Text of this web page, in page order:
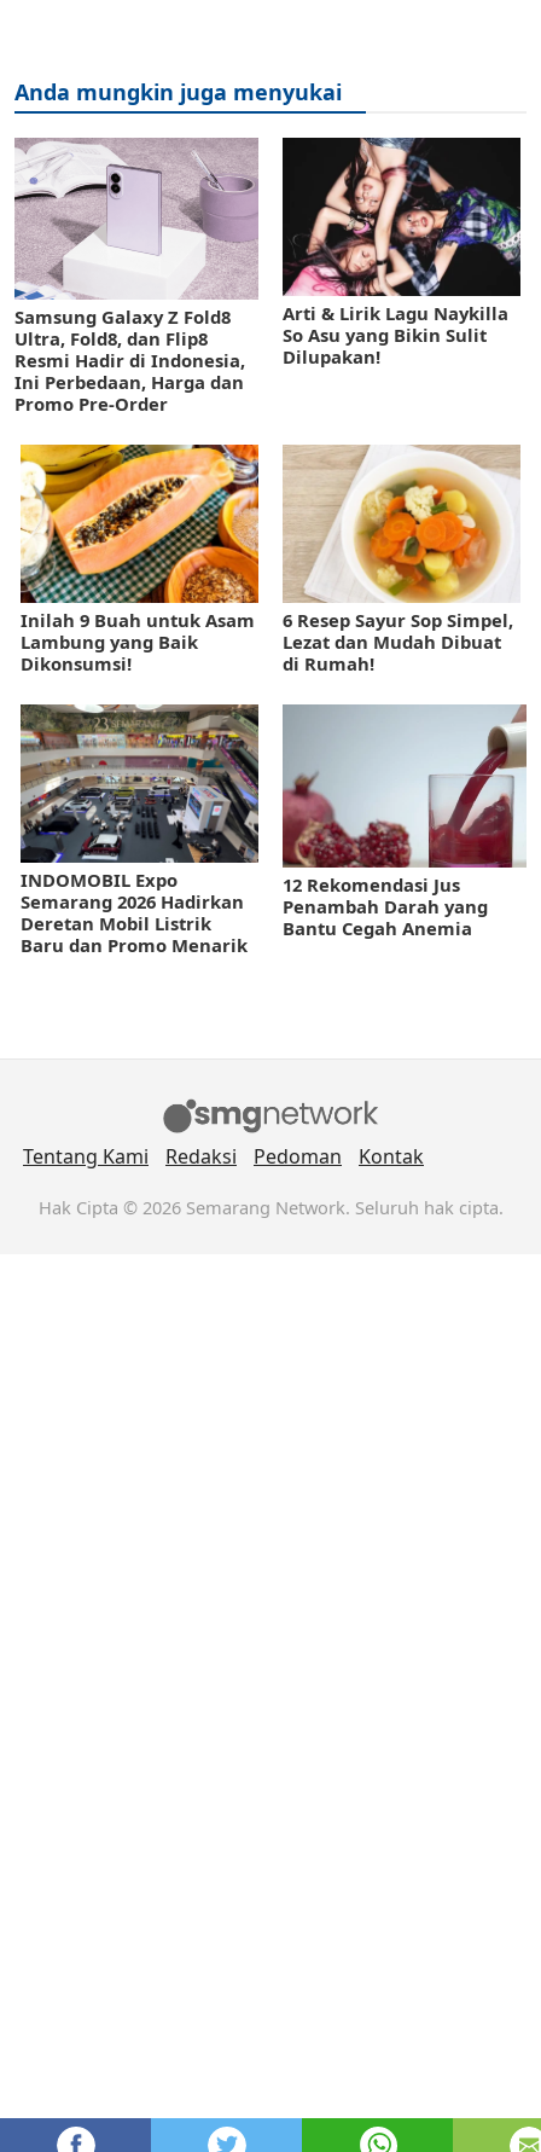
Anda mungkin juga menyukai
Samsung Galaxy Z Fold8
Ultra, Fold8, dan Flip8
Resmi Hadir di Indonesia,
Ini Perbedaan, Harga dan
Promo Pre-Order
Arti & Lirik Lagu Naykilla
So Asu yang Bikin Sulit
Dilupakan!
Inilah 9 Buah untuk Asam
Lambung yang Baik
Dikonsumsi!
6 Resep Sayur Sop Simpel,
Lezat dan Mudah Dibuat
di Rumah!
INDOMOBIL Expo
Semarang 2026 Hadirkan
Deretan Mobil Listrik
Baru dan Promo Menarik
12 Rekomendasi Jus
Penambah Darah yang
Bantu Cegah Anemia
Tentang Kami Redaksi Pedoman Kontak
Hak Cipta © 2026 Semarang Network. Seluruh hak cipta.